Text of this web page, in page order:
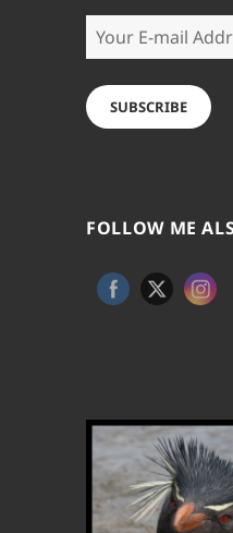
Your
E-
mail
Address
SUBSCRIBE
FOLLOW ME